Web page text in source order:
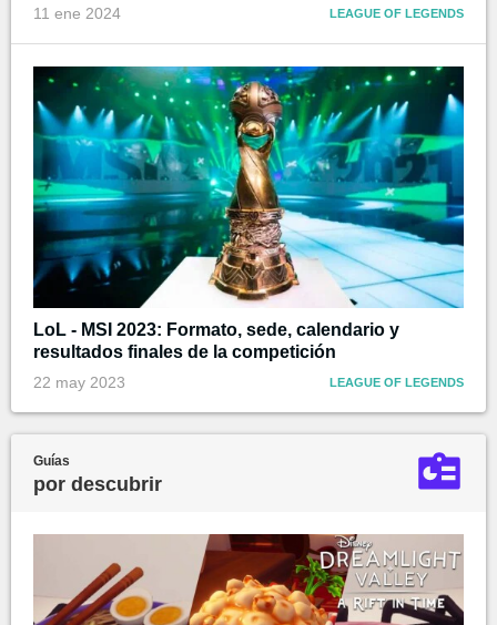
11 ene 2024 LEAGUE OF LEGENDS
LoL - MSI 2023: Formato, sede, calendario y
resultados finales de la competición
22 may 2023 LEAGUE OF LEGENDS
Guías
por descubrir